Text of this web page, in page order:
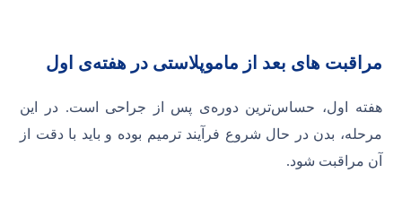
مراقبت های بعد از ماموپلاستی در هفته‌ی اول
هفته اول، حساس‌ترین دوره‌ی پس از جراحی است. در این
مرحله، بدن در حال شروع فرآیند ترمیم بوده و باید با دقت از
آن مراقبت شود.